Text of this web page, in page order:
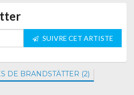
SUIVRE CET ARTISTE
DE BRANDSTÄTTER (2)